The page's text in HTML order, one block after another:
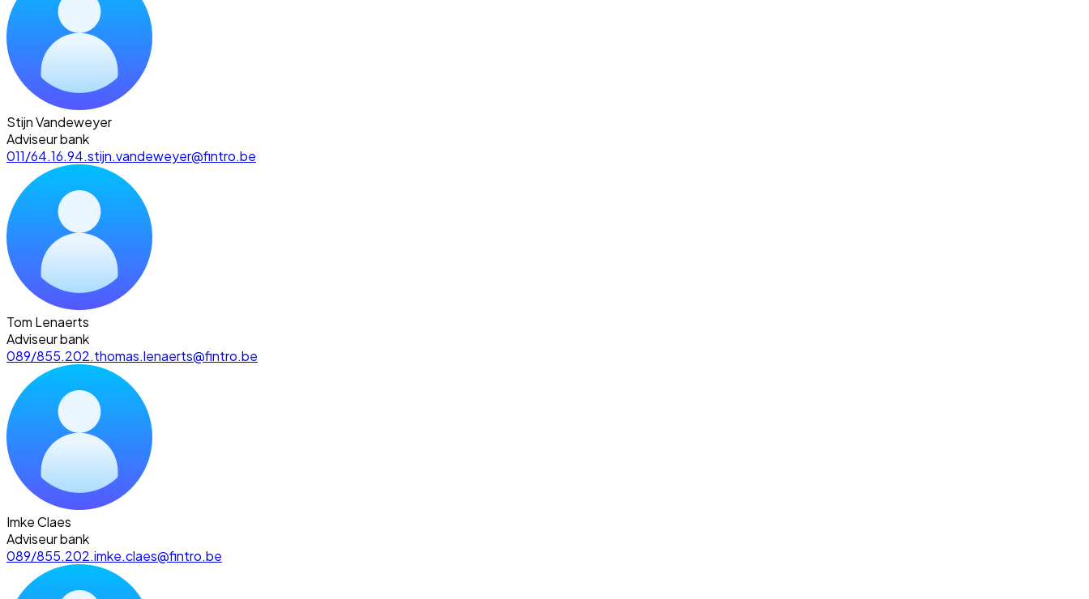
Stijn Vandeweyer
Adviseur bank
011/64.16.94.stijn.vandeweyer@fintro.be
Tom Lenaerts
Adviseur bank
089/855.202.thomas.lenaerts@fintro.be
Imke Claes
Adviseur bank
089/855.202.imke.claes@fintro.be